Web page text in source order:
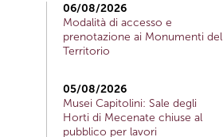
06/08/2026
Modalità di accesso e
prenotazione ai Monumenti del
Territorio
05/08/2026
Musei Capitolini: Sale degli
Horti di Mecenate chiuse al
pubblico per lavori